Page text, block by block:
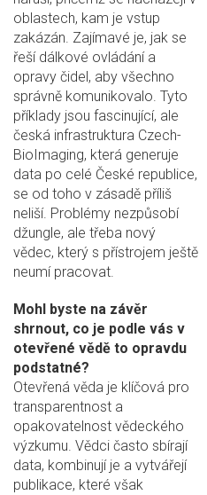
oblastech, kam je vstup
zakázán. Zajímavé je, jak se
řeší dálkové ovládání a
opravy čidel, aby všechno
správně komunikovalo. Tyto
příklady jsou fascinující, ale
česká infrastruktura Czech-
BioImaging, která generuje
data po celé České republice,
se od toho v zásadě příliš
neliší. Problémy nezpůsobí
džungle, ale třeba nový
vědec, který s přístrojem ještě
neumí pracovat.
Mohl byste na závěr
shrnout, co je podle vás v
otevřené vědě to opravdu
podstatné?
Otevřená věda je klíčová pro
transparentnost a
opakovatelnost vědeckého
výzkumu. Vědci často sbírají
data, kombinují je a vytvářejí
publikace, které však